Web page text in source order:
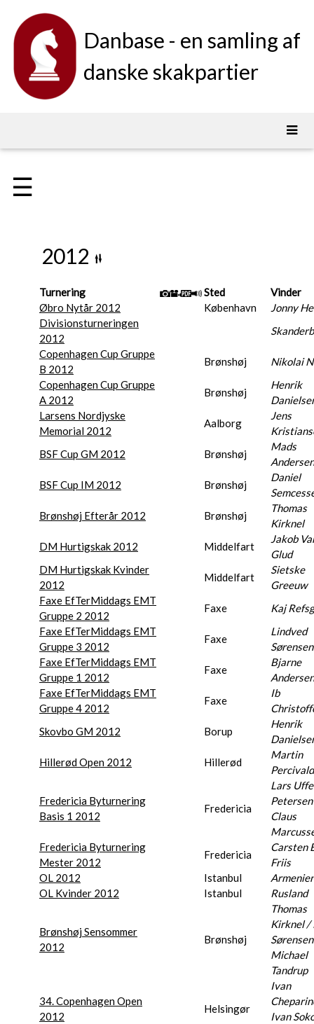
Danbase - en samling af
danske skakpartier
☰
2012
Turnering Sted
Vinder
Øbro Nytår 2012
København
Jonny
Divisionsturneringen
2012
Copenhagen Cup Gruppe
B 2012
Brønshøj
Nikolai
Copenhagen Cup Gruppe
A 2012
Brønshøj
Henrik
Larsens Nordjyske
Memorial 2012
Aalborg
Jens
BSF Cup GM 2012
Brønshøj
Mads
Andersen
BSF Cup IM 2012
Brønshøj
Daniel
Brønshøj Efterår 2012
Brønshøj
Thomas
Kirknel
DM Hurtigskak 2012
Middelfart
Jakob
Glud
DM Hurtigskak Kvinder
2012
Middelfart
Sietske
Greeuw
Faxe EfTerMiddags EMT
Gruppe 2 2012
Faxe
Kaj
Faxe EfTerMiddags EMT
Gruppe 3 2012
Faxe
Lindved
Sørensen
Faxe EfTerMiddags EMT
Gruppe 1 2012
Faxe
Bjarne
Andersen
Faxe EfTerMiddags EMT
Gruppe 4 2012
Faxe
Ib
Skovbo GM 2012
Borup
Henrik
Hillerød Open 2012
Hillerød
Martin
Fredericia Byturnering
Basis 1 2012
Fredericia
Lars Uffe
Claus
Fredericia Byturnering
Mester 2012
Fredericia
Carsten
Friis
OL 2012
Istanbul
OL Kvinder 2012
Istanbul Rusland
Brønshøj Sensommer
2012
Brønshøj
Thomas
Kirknel /
Michael
Tandrup
34. Copenhagen Open
2012
Helsingør
Ivan
Ivan